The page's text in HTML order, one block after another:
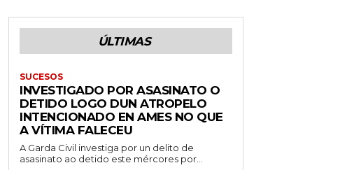
ÚLTIMAS
SUCESOS
INVESTIGADO POR ASASINATO O
DETIDO LOGO DUN ATROPELO
INTENCIONADO EN AMES NO QUE
A VÍTIMA FALECEU
A Garda Civil investiga por un delito de
asasinato ao detido este mércores por...